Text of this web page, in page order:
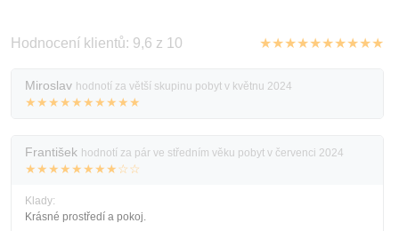
Hodnocení klientů: 9,6 z 10 ★★★★★★★★★★
Miroslav hodnotí za větší skupinu pobyt v květnu 2024
★★★★★★★★★★
František hodnotí za pár ve středním věku pobyt v červenci 2024
★★★★★★★★☆☆
Klady:
Krásné prostředí a pokoj.